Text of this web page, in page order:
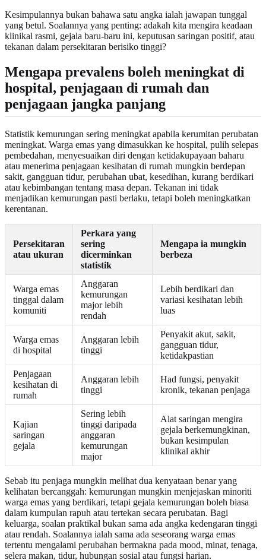
Kesimpulannya bukan bahawa satu angka ialah jawapan tunggal
yang betul. Soalannya yang penting: adakah kita mengira keadaan
klinikal rasmi, gejala baru-baru ini, keputusan saringan positif, atau
tekanan dalam persekitaran berisiko tinggi?
Mengapa prevalens boleh meningkat di
hospital, penjagaan di rumah dan
penjagaan jangka panjang
Statistik kemurungan sering meningkat apabila kerumitan perubatan
meningkat. Warga emas yang dimasukkan ke hospital, pulih selepas
pembedahan, menyesuaikan diri dengan ketidakupayaan baharu
atau menerima penjagaan kesihatan di rumah mungkin berdepan
sakit, gangguan tidur, perubahan ubat, kesedihan, kurang berdikari
atau kebimbangan tentang masa depan. Tekanan ini tidak
menjadikan kemurungan pasti berlaku, tetapi boleh meningkatkan
kerentanan.
Persekitaran
atau ukuran
Perkara yang
sering
dicerminkan
statistik
Mengapa ia mungkin
berbeza
Warga emas
tinggal dalam
komuniti
Anggaran
kemurungan
major lebih
rendah
Lebih berdikari dan
variasi kesihatan lebih
luas
Warga emas
di hospital
Anggaran lebih
tinggi
Penyakit akut, sakit,
gangguan tidur,
ketidakpastian
Penjagaan
kesihatan di
rumah
Anggaran lebih
tinggi
Had fungsi, penyakit
kronik, tekanan penjaga
Kajian
saringan
gejala
Sering lebih
tinggi daripada
anggaran
kemurungan
major
Alat saringan mengira
gejala berkemungkinan,
bukan kesimpulan
klinikal akhir
Sebab itu penjaga mungkin melihat dua kenyataan benar yang
kelihatan bercanggah: kemurungan mungkin menjejaskan minoriti
warga emas yang berdikari, tetapi gejala kemurungan boleh biasa
dalam kumpulan rapuh atau tertekan secara perubatan. Bagi
keluarga, soalan praktikal bukan sama ada angka kedengaran tinggi
atau rendah. Soalannya ialah sama ada seseorang warga emas
tertentu mengalami perubahan bermakna pada mood, minat, tenaga,
selera makan, tidur, hubungan sosial atau fungsi harian.